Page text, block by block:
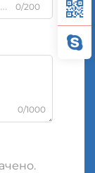
0/200
0/1000